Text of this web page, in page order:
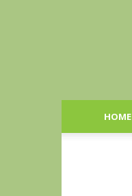
HOME